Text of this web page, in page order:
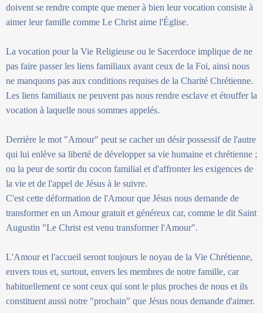
doivent se rendre compte que mener à bien leur vocation consiste à
aimer leur famille comme Le Christ aime l'Église.
La vocation pour la Vie Religieuse ou le Sacerdoce implique de ne
pas faire passer les liens familiaux avant ceux de la Foi, ainsi nous
ne manquons pas aux conditions requises de la Charité Chrétienne.
Les liens familiaux ne peuvent pas nous rendre esclave et étouffer la
vocation à laquelle nous sommes appelés.
Derrière le mot "Amour" peut se cacher un désir possessif de l'autre
qui lui enlève sa liberté de développer sa vie humaine et chrétienne ;
ou la peur de sortir du cocon familial et d'affronter les exigences de
la vie et de l'appel de Jésus à le suivre.
C'est cette déformation de l'Amour que Jésus nous demande de
transformer en un Amour gratuit et généreux car, comme le dit Saint
Augustin "Le Christ est venu transformer l'Amour".
L'Amour et l'accueil seront toujours le noyau de la Vie Chrétienne,
envers tous et, surtout, envers les membres de notre famille, car
habituellement ce sont ceux qui sont le plus proches de nous et ils
constituent aussi notre "prochain" que Jésus nous demande d'aimer.